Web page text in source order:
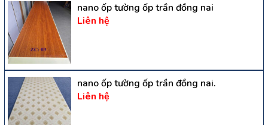
nano ốp tường ốp trần đồng nai
Liên hệ
nano ốp tường ốp trần đồng nai.
Liên hệ